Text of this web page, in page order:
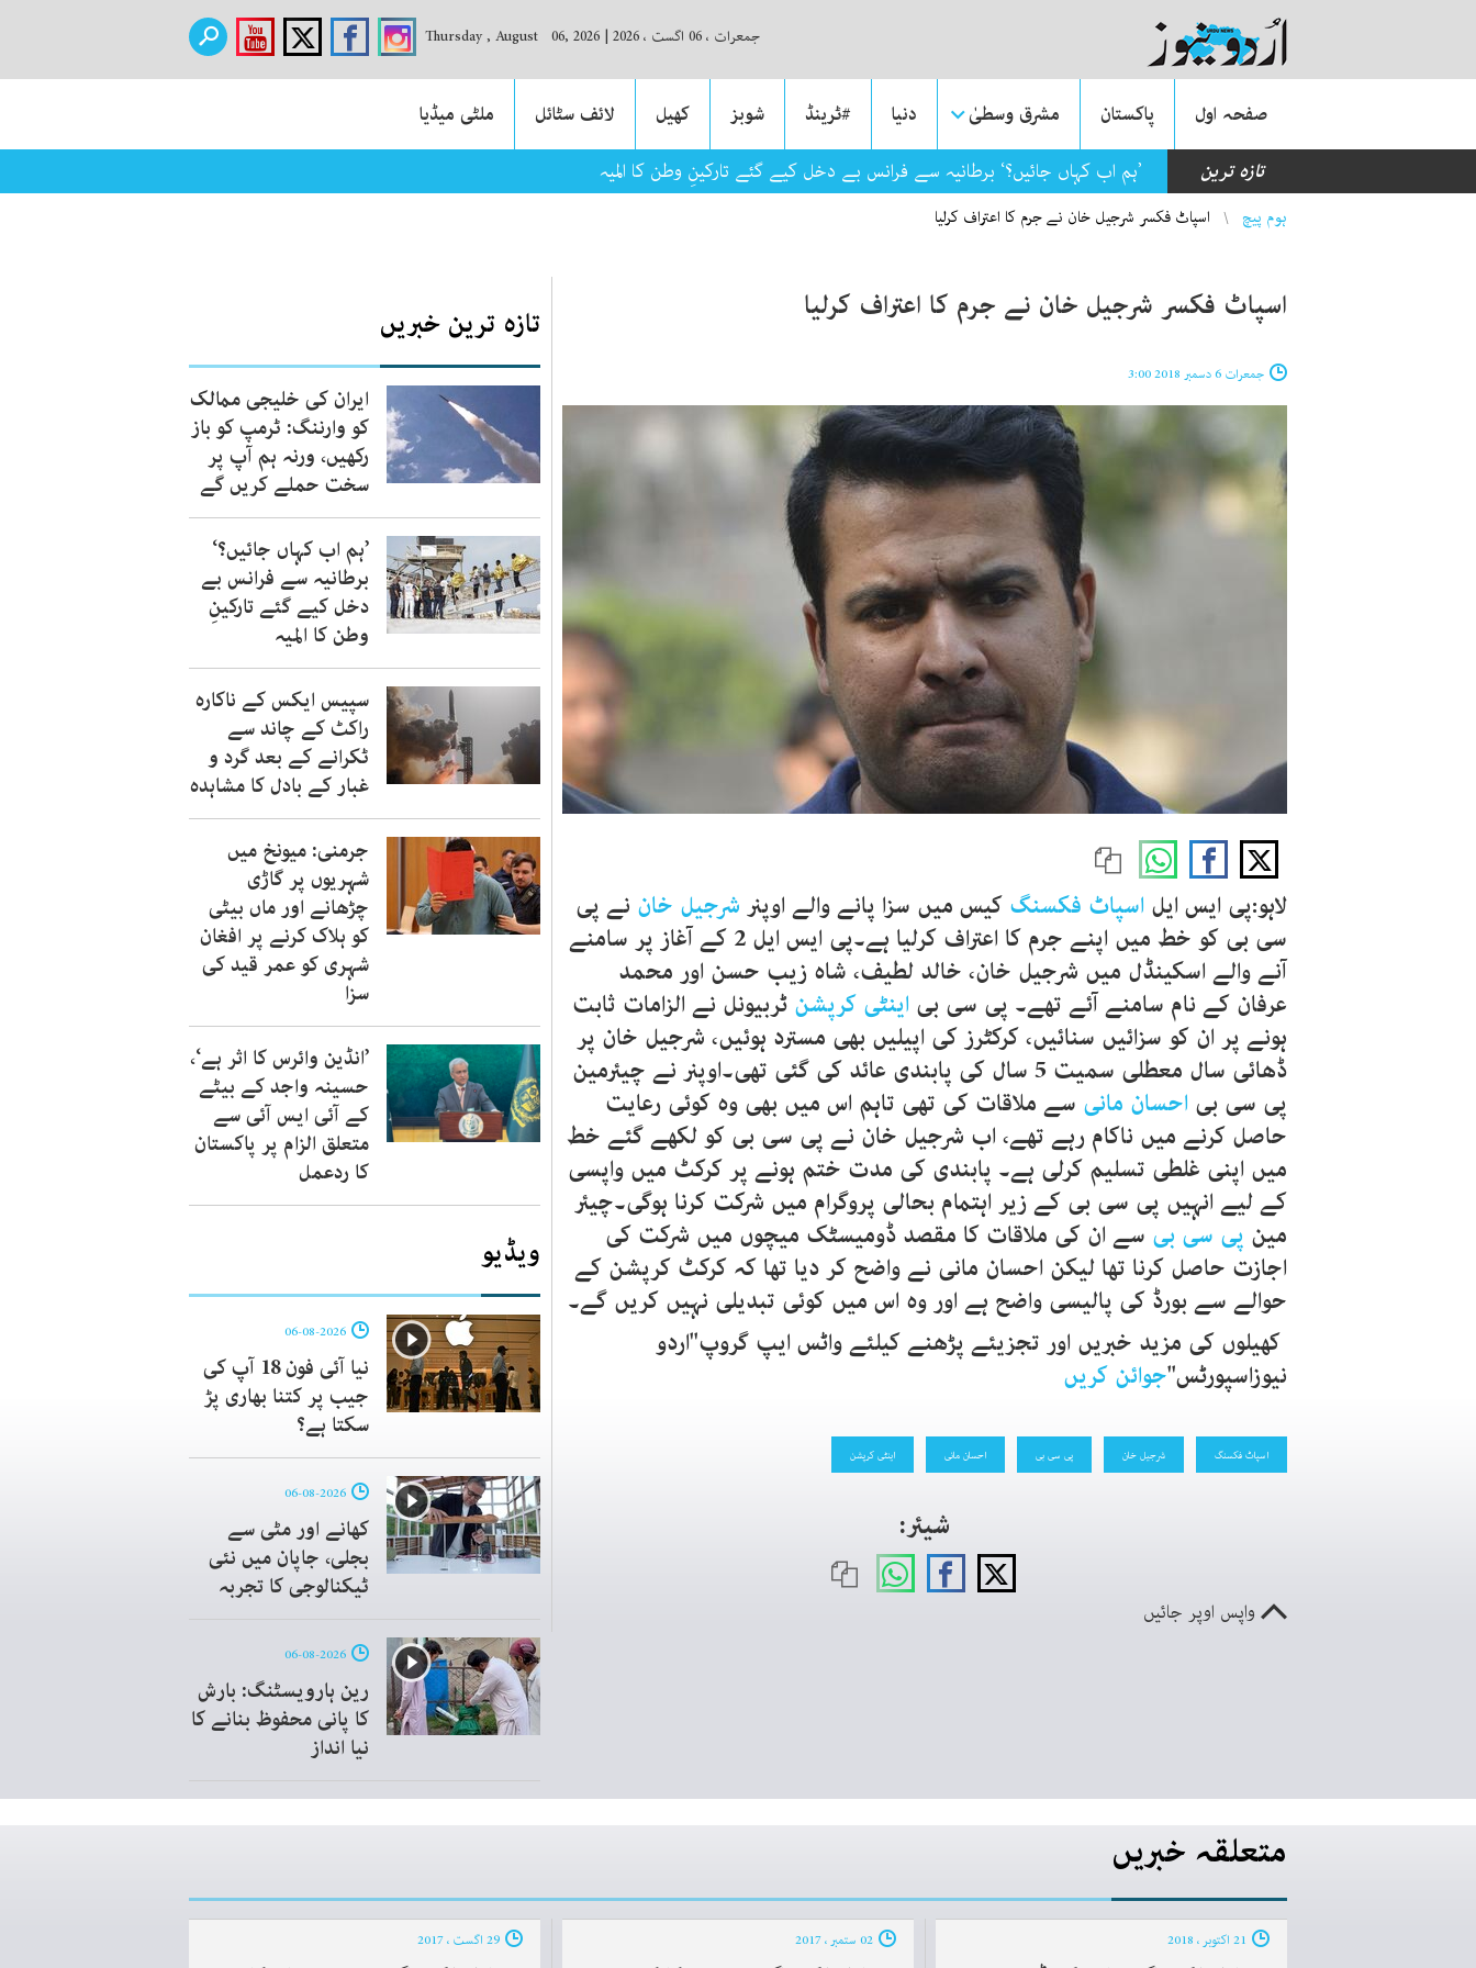
جمعرات ، 06 اگست ، 2026 |
Thursday , August 06, 2026
صفحہ اول پاکستان مشرق وسطیٰ دنیا #ٹرینڈ شوبز کھیل لائف سٹائل
ملٹی میڈیا
تازہ ترین
’ہم اب کہاں جائیں؟‘ برطانیہ سے فرانس بے دخل کیے گئے تارکینِ وطن کا المیہ
You are here
ہوم پیچ اسپاٹ فکسر شرجیل خان نے جرم کا اعتراف کرلیا
اسپاٹ فکسر شرجیل خان نے جرم کا اعتراف کرلیا
جمعرات 6 دسمبر 2018 3:00
لاہو:پی ایس ایل اسپاٹ فکسنگ کیس میں سزا پانے والے اوپنر شرجیل خان نے پی
سی بی کو خط میں اپنے جرم کا اعتراف کرلیا ہے۔پی ایس ایل 2 کے آغاز پر سامنے
آنے والے اسکینڈل میں شرجیل خان، خالد لطیف، شاہ زیب حسن اور محمد
عرفان کے نام سامنے آئے تھے۔ پی سی بی اینٹی کرپشن ٹربیونل نے الزامات ثابت
ہونے پر ان کو سزائیں سنائیں، کرکٹرز کی اپیلیں بھی مسترد ہوئیں، شرجیل خان پر
ڈھائی سال معطلی سمیت 5 سال کی پابندی عائد کی گئی تھی۔اوپنر نے چیئرمین
پی سی بی احسان مانی سے ملاقات کی تھی تاہم اس میں بھی وہ کوئی رعایت
حاصل کرنے میں ناکام رہے تھے، اب شرجیل خان نے پی سی بی کو لکھے گئے خط
میں اپنی غلطی تسلیم کرلی ہے۔ پابندی کی مدت ختم ہونے پر کرکٹ میں واپسی
کے لیے انہیں پی سی بی کے زیر اہتمام بحالی پروگرام میں شرکت کرنا ہوگی۔چیئر
مین پی سی بی سے ان کی ملاقات کا مقصد ڈومیسٹک میچوں میں شرکت کی
اجازت حاصل کرنا تھا لیکن احسان مانی نے واضح کر دیا تھا کہ کرکٹ کرپشن کے
حوالے سے بورڈ کی پالیسی واضح ہے اور وہ اس میں کوئی تبدیلی نہیں کریں گے۔
کھیلوں کی مزید خبریں اور تجزیئے پڑھنے کیلئے واٹس ایپ گروپ"اردو
نیوزاسپورٹس"جوائن کریں
اسپاٹ فکسنگ شرجیل خان پی سی بی احسان مانی اینٹی کرپشن
شیئر:
واپس اوپر جائیں
تازہ ترین خبریں
ایران کی خلیجی ممالک
کو وارننگ: ٹرمپ کو باز
رکھیں، ورنہ ہم آپ پر
سخت حملے کریں گے
’ہم اب کہاں جائیں؟‘
برطانیہ سے فرانس بے
دخل کیے گئے تارکینِ
وطن کا المیہ
سپیس ایکس کے ناکارہ
راکٹ کے چاند سے
ٹکرانے کے بعد گرد و
غبار کے بادل کا مشاہدہ
جرمنی: میونخ میں
شہریوں پر گاڑی
چڑھانے اور ماں بیٹی
کو ہلاک کرنے پر افغان
شہری کو عمر قید کی
سزا
’انڈین وائرس کا اثر ہے‘،
حسینہ واجد کے بیٹے
کے آئی ایس آئی سے
متعلق الزام پر پاکستان
کا ردعمل
ویڈیو
نیا آئی فون 18 آپ کی
جیب پر کتنا بھاری پڑ
سکتا ہے؟
کھانے اور مٹی سے
بجلی، جاپان میں نئی
ٹیکنالوجی کا تجربہ
رین ہارویسٹنگ: بارش
کا پانی محفوظ بنانے کا
نیا انداز
متعلقہ خبریں